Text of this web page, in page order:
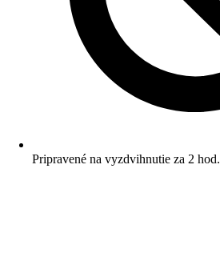
Pripravené na vyzdvihnutie za 2 hod.